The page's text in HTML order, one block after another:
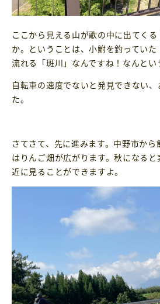
ここから見える山が歌の中に出てく
か。ということは、小鮒を釣ってい
流れる「斑川」なんですね！なんとい
自転車の速度でないと発見できない
た。
さてさて、先に進みます。中野市か
はりんご畑が広がります。秋になる
近に見ることができますよ。